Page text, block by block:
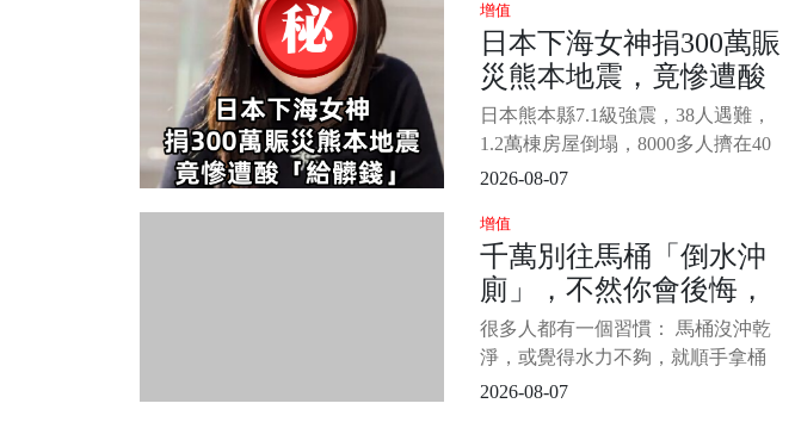
震永旺22歲女店員死亡事件，背後
的真相讓人心寒7月28日下午，日本
熊本
增值
日本下海女神捐300萬賑
災熊本地震，竟慘遭酸
「給髒錢」，本尊一句
話給全網干沉默了。。
日本熊本縣7.1級強震，38人遇難，
1.2萬棟房屋倒塌，8000多人擠在40
度高溫的避難所里，斷水斷電，連
一個22歲的姑娘掏了300萬日圓 ，還
拉了一卡車物資送進災區。 可錢剛
捐出去，罵聲就追著來了。 1/9 這
個姑娘叫
2026-08-07
增值
千萬別往馬桶「倒水沖
廁」，不然你會後悔，
看完你就懂了
很多人都有一個習慣： 馬桶沒沖乾
淨，或覺得水力不夠，就順手拿桶
子往裡面「倒水」，想說這樣沖比
2026-08-07